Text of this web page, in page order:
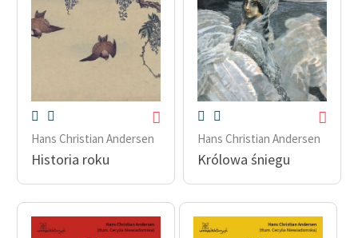
Hans Christian Andersen
Historia roku
Hans Christian Andersen
Królowa śniegu